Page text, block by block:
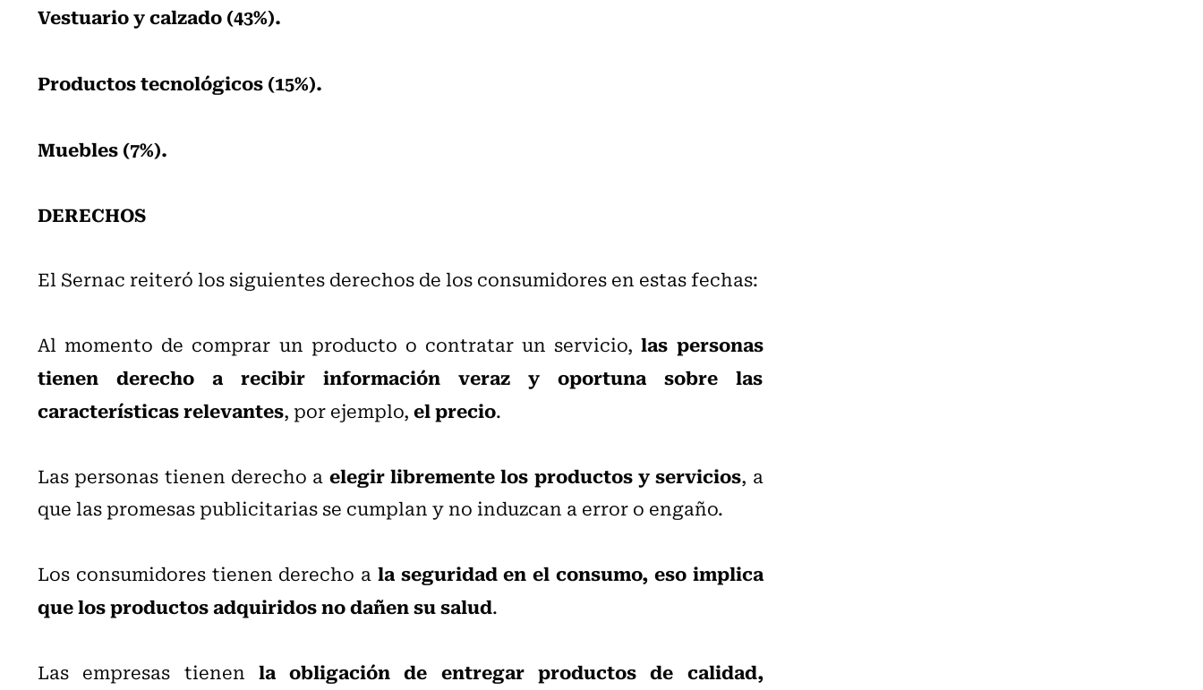
Vestuario y calzado (43%).
Productos tecnológicos (15%).
Muebles (7%).
DERECHOS
El Sernac reiteró los siguientes derechos de los consumidores en estas fechas:
Al momento de comprar un producto o contratar un servicio,las personas
tienen derecho a recibir información veraz y oportuna sobre las
características relevantes, por ejemplo,el precio.
Las personas tienen derecho a elegir libremente los productos y servicios, a
que las promesas publicitarias se cumplan y no induzcan a error o engaño.
Los consumidores tienen derecho a la seguridad en el consumo, eso implica
que los productos adquiridos no dañen su salud.
Las empresas tienen la obligación de entregar productos de calidad,